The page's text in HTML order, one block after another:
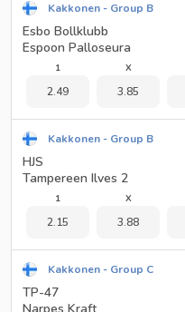
Kakkonen - Group B
Esbo Bollklubb
Espoon Palloseura
1
2.49
X
3.85
Kakkonen - Group B
HJS
Tampereen Ilves 2
1
2.15
X
3.88
Kakkonen - Group C
TP-47